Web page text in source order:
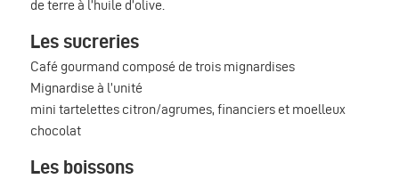
de terre à l’huile d’olive.
Les sucreries
Café gourmand composé de trois mignardises
Mignardise à l’unité
mini tartelettes citron/agrumes, financiers et moelleux
chocolat
Les boissons